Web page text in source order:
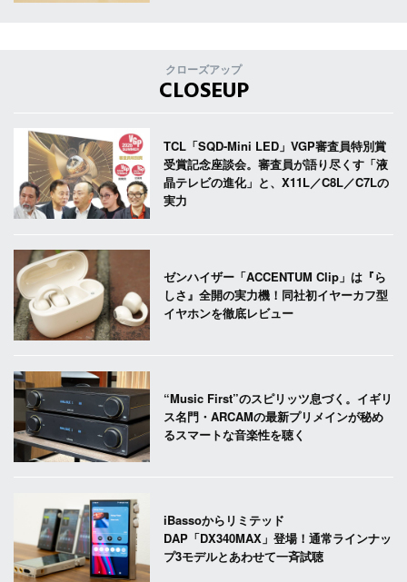
クローズアップ
CLOSEUP
TCL「SQD-Mini LED」VGP審査員特別賞
受賞記念座談会。審査員が語り尽くす「液
晶テレビの進化」と、X11L／C8L／C7Lの
実力
ゼンハイザー「ACCENTUM Clip」は『ら
しさ』全開の実力機！同社初イヤーカフ型
イヤホンを徹底レビュー
“Music First”のスピリッツ息づく。イギリ
ス名門・ARCAMの最新プリメインが秘め
るスマートな音楽性を聴く
iBassoからリミテッド
DAP「DX340MAX」登場！通常ラインナッ
プ3モデルとあわせて一斉試聴